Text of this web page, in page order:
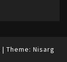
| Theme: Nisarg